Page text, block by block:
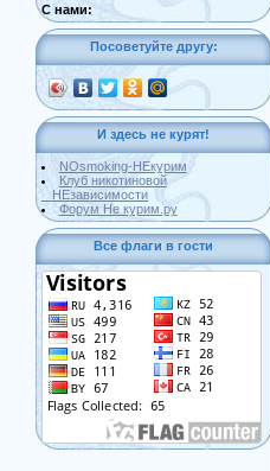
С нами:
Посоветуйте другу:
И здесь не курят!
NOsmoking-НЕкурим
Клуб никотиновой
НЕзависимости
Форум Не курим.ру
Все флаги в гости